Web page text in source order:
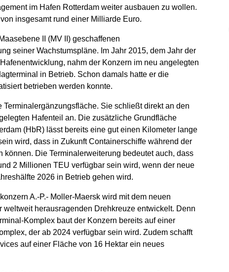
im Hafen Rotterdam weiter ausbauen zu wollen.
insgesamt rund einer Milliarde Euro.
II (MV II) geschaffenen
seiner Wachstumspläne. Im Jahr 2015, dem Jahr der
nahm der Konzern im neu angelegten
in Betrieb. Schon damals hatte er die
betrieben werden konnte.
Terminalergänzungsfläche. Sie schließt direkt an den
Hafenteil an. Die zusätzliche Grundfläche
(HbR) lässt bereits eine gut einen Kilometer lange
wird, dass in Zukunft Containerschiffe während der
können. Die Terminalerweiterung bedeutet auch, dass
2 Millionen TEU verfügbar sein wird, wenn der neue
2026 in Betrieb gehen wird.
A.-P.- Moller-Maersk wird mit dem neuen
herausragenden Drehkreuze entwickelt. Denn
Komplex baut der Konzern bereits auf einer
der ab 2024 verfügbar sein wird. Zudem schafft
auf einer Fläche von 16 Hektar ein neues